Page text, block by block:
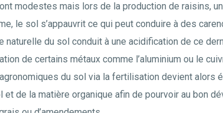
modestes mais lors de la production de raisins,
le sol s’appauvrit ce qui peut conduire à des
du sol conduit à une acidification de ce
de certains métaux comme l’aluminium ou le
du sol via la fertilisation devient alors
de la matière organique afin de pourvoir au bon